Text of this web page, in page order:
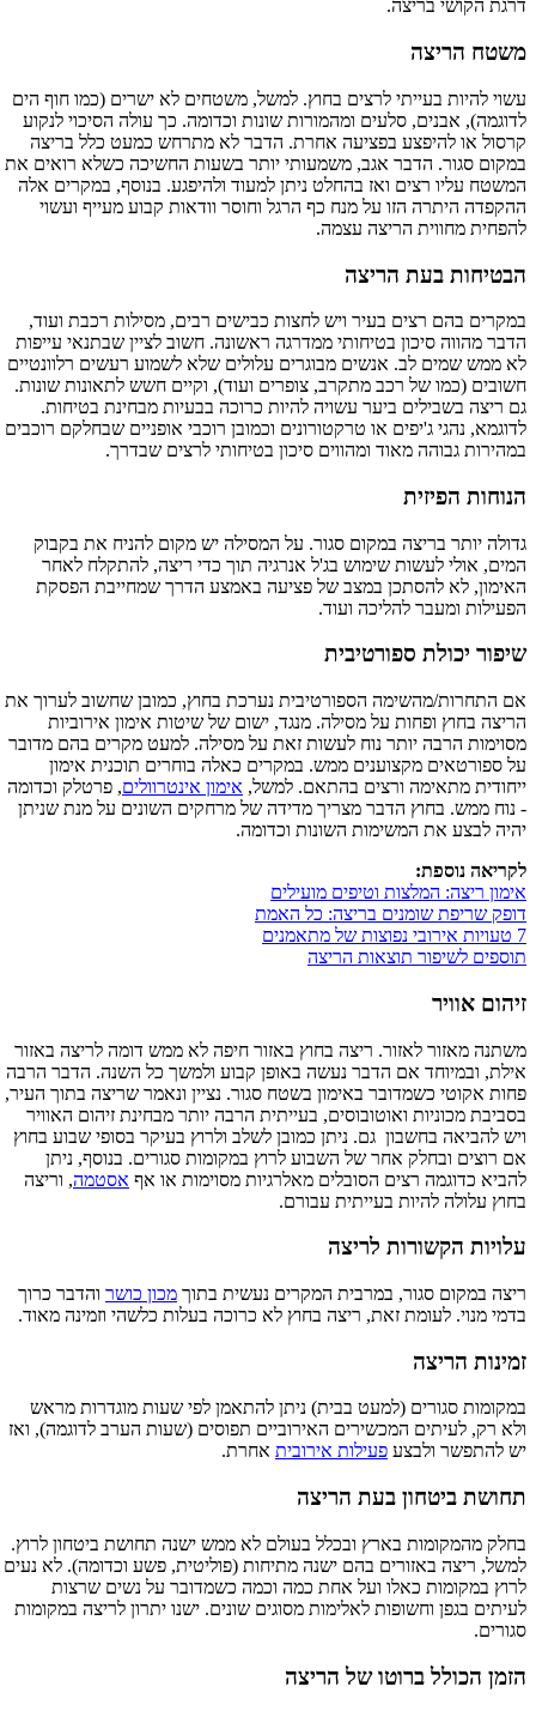
דרגת הקושי בריצה.
משטח הריצה
עשוי להיות בעייתי לרצים בחוץ. למשל, משטחים לא ישרים (כמו חוף הים
לדוגמה), אבנים, סלעים ומהמורות שונות וכדומה. כך עולה הסיכוי לנקוע
קרסול או להיפצע בפציעה אחרת. הדבר לא מתרחש כמעט כלל בריצה
במקום סגור. הדבר אגב, משמעותי יותר בשעות החשיכה כשלא רואים את
המשטח עליו רצים ואז בהחלט ניתן למעוד ולהיפגע. בנוסף, במקרים אלה
ההקפדה היתרה הזו על מנח כף הרגל וחוסר וודאות קבוע מעייף ועשוי
להפחית מחווית הריצה עצמה.
הבטיחות בעת הריצה
במקרים בהם רצים בעיר ויש לחצות כבישים רבים, מסילות רכבת ועוד,
הדבר מהווה סיכון בטיחותי ממדרגה ראשונה. חשוב לציין שבתנאי עייפות
לא ממש שמים לב. אנשים מבוגרים עלולים שלא לשמוע רעשים רלוונטיים
חשובים (כמו של רכב מתקרב, צופרים ועוד), וקיים חשש לתאונות שונות.
גם ריצה בשבילים ביער עשויה להיות כרוכה בבעיות מבחינת בטיחות.
לדוגמא, נהגי ג'יפים או טרקטורונים וכמובן רוכבי אופניים שבחלקם רוכבים
במהירות גבוהה מאוד ומהווים סיכון בטיחותי לרצים שבדרך.
הנוחות הפיזית
גדולה יותר בריצה במקום סגור. על המסילה יש מקום להניח את בקבוק
המים, אולי לעשות שימוש בג'ל אנרגיה תוך כדי ריצה, להתקלח לאחר
האימון, לא להסתכן במצב של פציעה באמצע הדרך שמחייבת הפסקת
הפעילות ומעבר להליכה ועוד.
שיפור יכולת ספורטיבית
אם התחרות/מהשימה הספורטיבית נערכת בחוץ, כמובן שחשוב לערוך את
הריצה בחוץ ופחות על מסילה. מנגד, ישום של שיטות אימון אירוביות
מסוימות הרבה יותר נוח לעשות זאת על מסילה. למעט מקרים בהם מדובר
על ספורטאים מקצוענים ממש. במקרים כאלה בוחרים תוכנית אימון
ייחודית מתאימה ורצים בהתאם. למשל, אימון אינטרוולים, פרטלק וכדומה
- נוח ממש. בחוץ הדבר מצריך מדידה של מרחקים השונים על מנת שניתן
יהיה לבצע את המשימות השונות וכדומה.
לקריאה נוספת:
אימון ריצה: המלצות וטיפים מועילים
דופק שריפת שומנים בריצה: כל האמת
7 טעויות אירובי נפוצות של מתאמנים
תוספים לשיפור תוצאות הריצה
זיהום אוויר
משתנה מאזור לאזור. ריצה בחוץ באזור חיפה לא ממש דומה לריצה באזור
אילת, ובמיוחד אם הדבר נעשה באופן קבוע ולמשך כל השנה. הדבר הרבה
פחות אקוטי כשמדובר באימון בשטח סגור. נציין ונאמר שריצה בתוך העיר,
בסביבת מכוניות ואוטובוסים, בעייתית הרבה יותר מבחינת זיהום האוויר
ויש להביאה בחשבון גם. ניתן כמובן לשלב ולרוץ בעיקר בסופי שבוע בחוץ
אם רוצים ובחלק אחר של השבוע לרוץ במקומות סגורים. בנוסף, ניתן
להביא כדוגמה רצים הסובלים מאלרגיות מסוימות או אף אסטמה, וריצה
בחוץ עלולה להיות בעייתית עבורם.
עלויות הקשורות לריצה
ריצה במקום סגור, במרבית המקרים נעשית בתוך מכון כושר והדבר כרוך
בדמי מנוי. לעומת זאת, ריצה בחוץ לא כרוכה בעלות כלשהי וזמינה מאוד.
זמינות הריצה
במקומות סגורים (למעט בבית) ניתן להתאמן לפי שעות מוגדרות מראש
ולא רק, לעיתים המכשירים האירוביים תפוסים (שעות הערב לדוגמה), ואז
יש להתפשר ולבצע פעילות אירובית אחרת.
תחושת ביטחון בעת הריצה
בחלק מהמקומות בארץ ובכלל בעולם לא ממש ישנה תחושת ביטחון לרוץ.
למשל, ריצה באזורים בהם ישנה מתיחות (פוליטית, פשע וכדומה). לא נעים
לרוץ במקומות כאלו ועל אחת כמה וכמה כשמדובר על נשים שרצות
לעיתים בגפן וחשופות לאלימות מסוגים שונים. ישנו יתרון לריצה במקומות
סגורים.
הזמן הכולל ברוטו של הריצה